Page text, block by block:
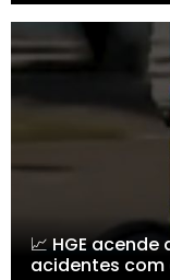
📈 HGE
acidentes com